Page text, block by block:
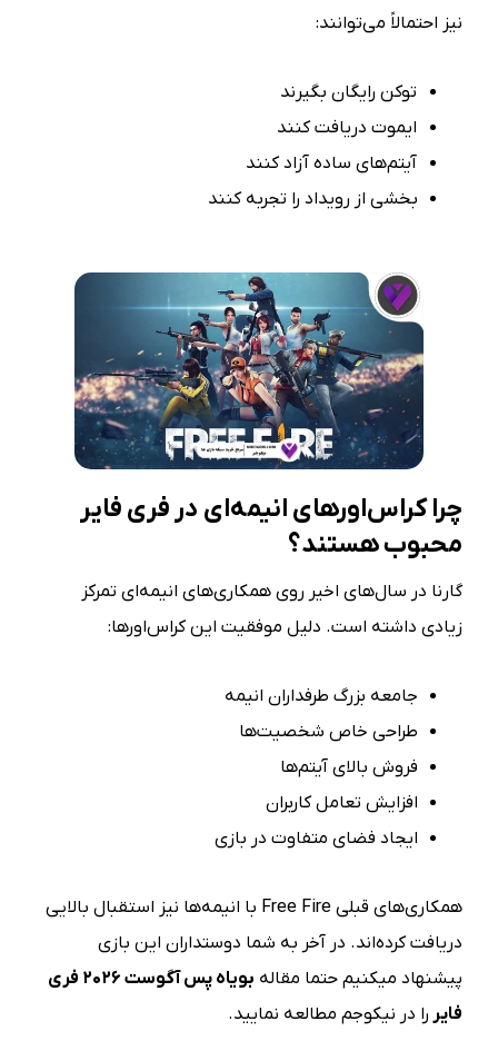
نیز احتمالاً می‌توانند:
توکن رایگان بگیرند
ایموت دریافت کنند
آیتم‌های ساده آزاد کنند
بخشی از رویداد را تجربه کنند
چرا کراس‌اورهای انیمه‌ای در فری فایر
محبوب هستند؟
گارنا در سال‌های اخیر روی همکاری‌های انیمه‌ای تمرکز
زیادی داشته است. دلیل موفقیت این کراس‌اورها:
جامعه بزرگ طرفداران انیمه
طراحی خاص شخصیت‌ها
فروش بالای آیتم‌ها
افزایش تعامل کاربران
ایجاد فضای متفاوت در بازی
همکاری‌های قبلی Free Fire با انیمه‌ها نیز استقبال بالایی
دریافت کرده‌اند. در آخر به شما دوستداران این بازی
پیشنهاد میکنیم حتما مقاله
بویاه پس آگوست ۲۰۲۶ فری
فایر را در نیکوجم مطالعه نمایید.